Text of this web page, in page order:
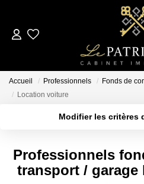
Accueil Professionnels Fonds de
Location voiture
Modifier les critères
Sélectionnez...
Type de bien
Professionnels
transport /